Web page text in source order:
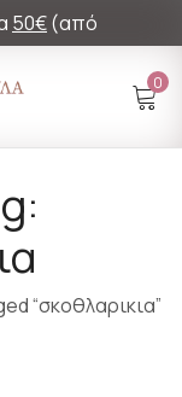
50€(από
0
“σκοθλαρικια”